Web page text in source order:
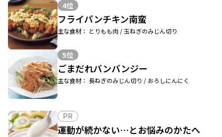
4位
フライパンチキン南蛮
主な食材： とりもも肉 / 玉ねぎのみじん切り
5位
ごまだれバンバンジー
主な食材： 長ねぎのみじん切り / おろしにんにく
PR
運動が続かない…とお悩みのかたへ